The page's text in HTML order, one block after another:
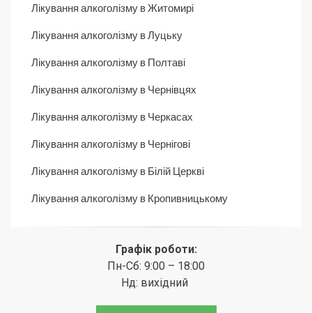
Лікування алкоголізму в Житомирі
Лікування алкоголізму в Луцьку
Лікування алкоголізму в Полтаві
Лікування алкоголізму в Чернівцях
Лікування алкоголізму в Черкасах
Лікування алкоголізму в Чернігові
Лікування алкоголізму в Білій Церкві
Лікування алкоголізму в Кропивницькому
Графік роботи:
Пн-Сб: 9:00 – 18:00
Нд: вихідний